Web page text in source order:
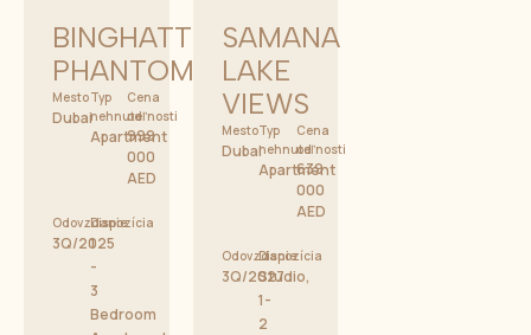
BINGHATTI
PHANTOM
Mesto
Dubai
Typ
nehnuteľnosti
Apartment
Cena
od
999
000
AED
Odovzdanie
3Q/2025
Dispozícia
1
-
3
Bedroom
SAMANA
LAKE
VIEWS
Mesto
Dubai
Typ
nehnuteľnosti
Apartment
Cena
od
639
000
AED
Odovzdanie
3Q/2027
Dispozícia
Studio,
1-
2